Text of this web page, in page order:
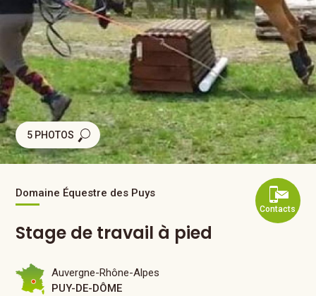
5 PHOTOS
Contacts
Domaine Équestre des Puys
Stage de travail à pied
Auvergne-Rhône-Alpes
PUY-DE-DÔME